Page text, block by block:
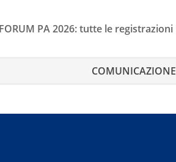
FORUM PA 2026: tutte le registrazioni
COMUNICAZIONE